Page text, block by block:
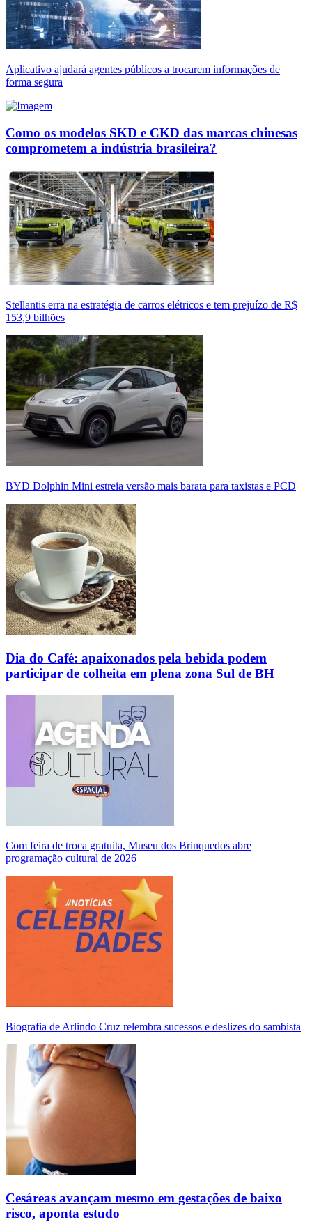
Aplicativo ajudará agentes públicos a trocarem informações de
forma segura
Como os modelos SKD e CKD das marcas chinesas
comprometem a indústria brasileira?
Stellantis erra na estratégia de carros elétricos e tem prejuízo de R$
153,9 bilhões
BYD Dolphin Mini estreia versão mais barata para taxistas e PCD
Dia do Café: apaixonados pela bebida podem
participar de colheita em plena zona Sul de BH
Com feira de troca gratuita, Museu dos Brinquedos abre
programação cultural de 2026
Biografia de Arlindo Cruz relembra sucessos e deslizes do sambista
Cesáreas avançam mesmo em gestações de baixo
risco, aponta estudo